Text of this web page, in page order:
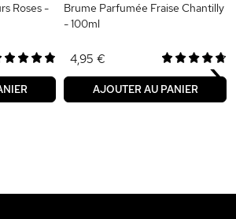
Roses -
Brume Parfumée Fraise Chantilly
- 100ml
4,95 €
AJOUTER AU PANIER ›